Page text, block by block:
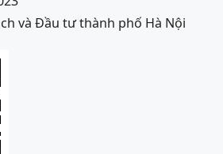
và Đầu tư thành phố Hà Nội